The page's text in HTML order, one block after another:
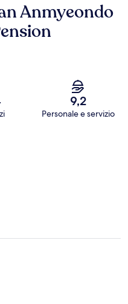
Anmyeondo
9,2
Personale e servizio